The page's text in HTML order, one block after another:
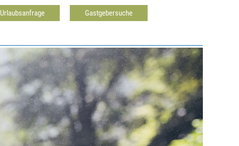
Gastgebersuche
Urlaubsanfrage